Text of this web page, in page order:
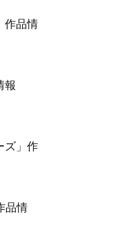
作品情
報
ズ」作
品情